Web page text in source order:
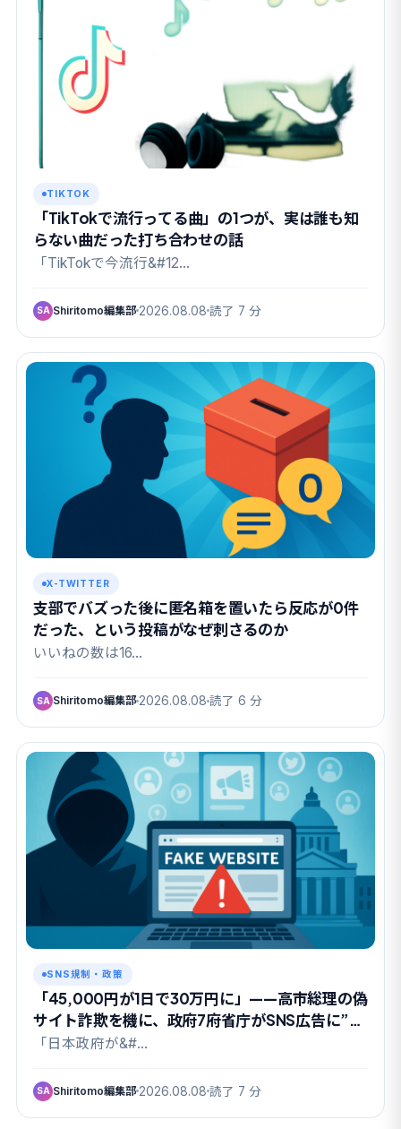
TIKTOK
「TikTokで流行ってる曲」の1つが、実は誰も知
らない曲だった打ち合わせの話
「TikTokで今流行&#12…
SA Shiritomo編集部 2026.08.08 読了 7 分
X-TWITTER
支部でバズった後に匿名箱を置いたら反応が0件
だった、という投稿がなぜ刺さるのか
いいねの数は16…
SA Shiritomo編集部 2026.08.08 読了 6 分
SNS規制・政策
「45,000円が1日で30万円に」——高市総理の偽
サイト詐欺を機に、政府7府省庁がSNS広告に”本
人確認”を要請
「日本政府が&#…
SA Shiritomo編集部 2026.08.08 読了 7 分